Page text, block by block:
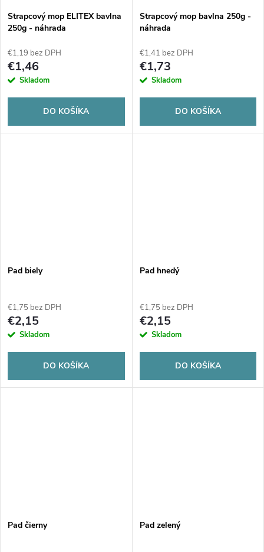
Strapcový mop ELITEX bavlna
250g - náhrada
€1,19 bez DPH
€1,46
Skladom
DO KOŠÍKA
Strapcový mop bavlna 250g -
náhrada
€1,41 bez DPH
€1,73
Skladom
DO KOŠÍKA
Pad biely
€1,75 bez DPH
€2,15
Skladom
DO KOŠÍKA
Pad hnedý
€1,75 bez DPH
€2,15
Skladom
DO KOŠÍKA
Pad čierny Pad zelený